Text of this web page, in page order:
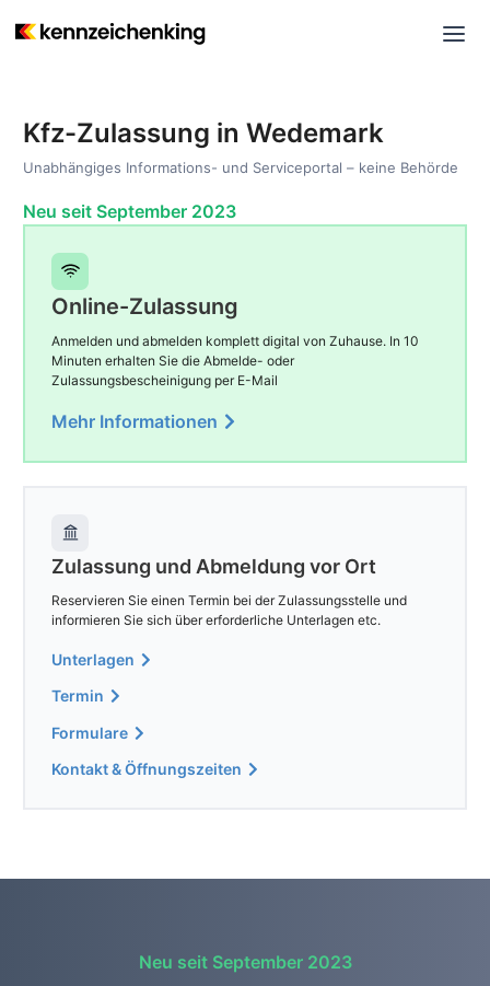
Kfz-Zulassung in Wedemark
Unabhängiges Informations- und Serviceportal – keine Behörde
Neu seit September 2023
Online-Zulassung
Anmelden und abmelden komplett digital von Zuhause. In 10
Minuten erhalten Sie die Abmelde- oder
Zulassungsbescheinigung per E-Mail
Mehr Informationen
Zulassung und Abmeldung vor Ort
Reservieren Sie einen Termin bei der Zulassungsstelle und
informieren Sie sich über erforderliche Unterlagen etc.
Unterlagen
Termin
Formulare
Kontakt & Öffnungszeiten
Neu seit September 2023